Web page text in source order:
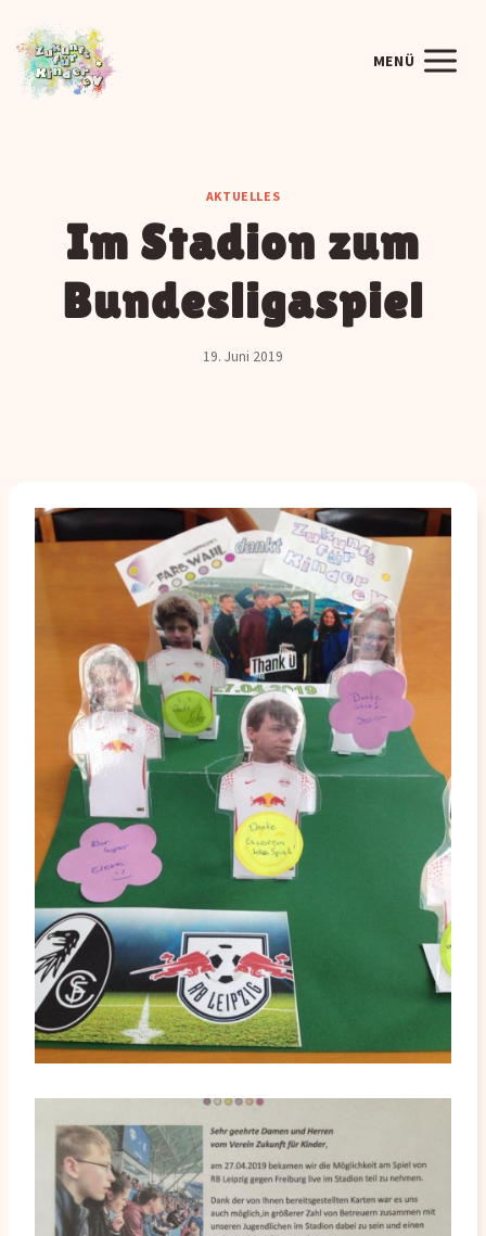
Inhalt
springen
MENÜ
AKTUELLES
Im Stadion zum
Bundesligaspiel
19. Juni 2019